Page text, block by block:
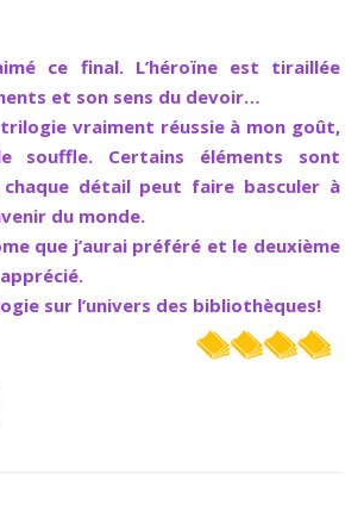
ce final. L’héroïne est tiraillée
et son sens du devoir…
trilogie vraiment réussie à mon goût,
souffle. Certains éléments sont
détail peut faire basculer à
du monde.
que j’aurai préféré et le deuxième
sur l’univers des bibliothèques!